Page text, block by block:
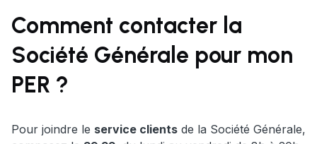
Comment contacter la
Société Générale pour mon
PER ?
Pour joindre le service clients de la Société Générale,